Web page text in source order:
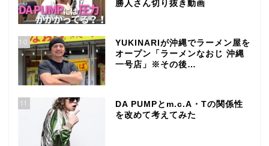
勝人さん切り抜き動画
10
YUKINARIが沖縄でラーメン屋を
オープン「ラーメンなおじ 沖縄
一号店」※その後…
11
DA PUMPとm.c.A・Tの関係性
を改めて考えてみた